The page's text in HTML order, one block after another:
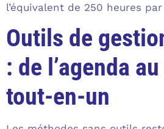
l’équivalent de 250 heures
Outils de
: de l’agenda
tout-en-un